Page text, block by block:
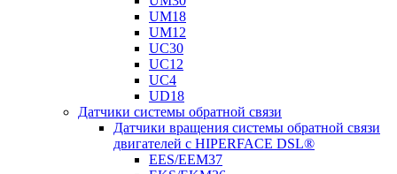
UM18
UM12
UC30
UC12
UC4
UD18
Датчики системы обратной связи
Датчики вращения системы обратной связи
двигателей с HIPERFACE DSL®
EES/EEM37